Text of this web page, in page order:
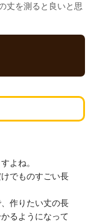
丈を測ると良いと思
よね。
でものすごい長
作りたい丈の長
るようになって